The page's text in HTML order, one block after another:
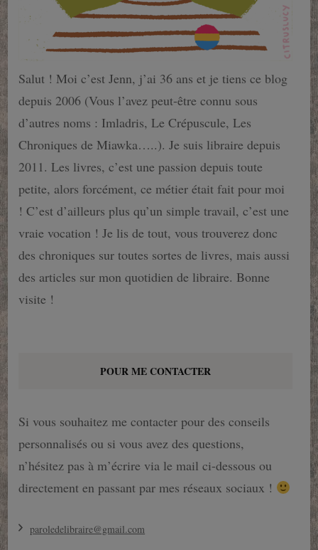
Salut ! Moi c’est Jenn, j’ai 36 ans et je tiens ce blog
depuis 2006 (Vous l’avez peut-être connu sous
d’autres noms : Imladris, Le Crépuscule, Les
Chroniques de Miawka…..). Je suis libraire depuis
2011. Les livres, c’est une passion depuis toute
petite, alors forcément, ce métier était fait pour moi
! C’est d’ailleurs plus qu’un simple travail, c’est une
vraie vocation ! Je lis de tout, vous trouverez donc
des chroniques sur toutes sortes de livres, mais aussi
des articles sur mon quotidien de libraire. Bonne
visite !
POUR ME CONTACTER
Si vous souhaitez me contacter pour des conseils
personnalisés ou si vous avez des questions,
n’hésitez pas à m’écrire via le mail ci-dessous ou
directement en passant par mes réseaux sociaux !
paroledelibraire@gmail.com